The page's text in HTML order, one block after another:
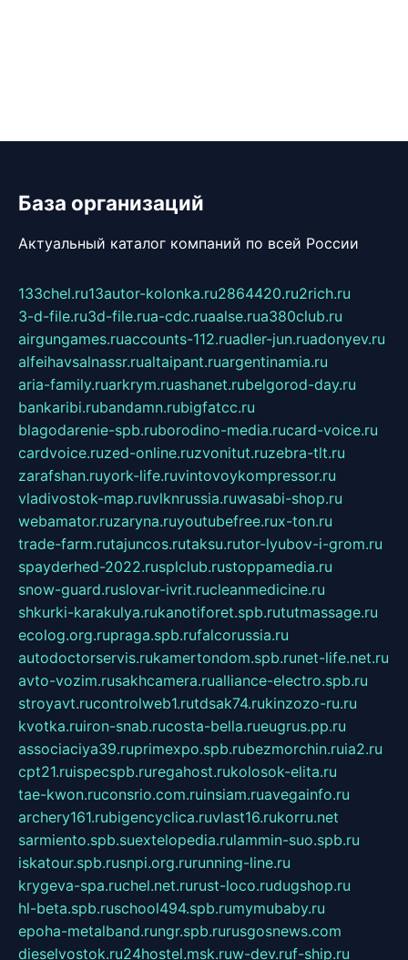
База организаций
Актуальный каталог компаний по всей России
133chel.ru13autor-kolonka.ru2864420.ru2rich.ru
3-d-file.ru3d-file.rua-cdc.ruaalse.rua380club.ru
airgungames.ruaccounts-112.ruadler-jun.ruadonyev.ru
alfeihavsalnassr.rualtaipant.ruargentinamia.ru
aria-family.ruarkrym.ruashanet.rubelgorod-day.ru
bankaribi.rubandamn.rubigfatcc.ru
blagodarenie-spb.ruborodino-media.rucard-voice.ru
cardvoice.ruzed-online.ruzvonitut.ruzebra-tlt.ru
zarafshan.ruyork-life.ruvintovoykompressor.ru
vladivostok-map.ruvlknrussia.ruwasabi-shop.ru
webamator.ruzaryna.ruyoutubefree.rux-ton.ru
trade-farm.rutajuncos.rutaksu.rutor-lyubov-i-grom.ru
spayderhed-2022.rusplclub.rustoppamedia.ru
snow-guard.ruslovar-ivrit.rucleanmedicine.ru
shkurki-karakulya.rukanotiforet.spb.rututmassage.ru
ecolog.org.rupraga.spb.rufalcorussia.ru
autodoctorservis.rukamertondom.spb.runet-life.net.ru
avto-vozim.rusakhcamera.rualliance-electro.spb.ru
stroyavt.rucontrolweb1.rutdsak74.rukinzozo-ru.ru
kvotka.ruiron-snab.rucosta-bella.rueugrus.pp.ru
associaciya39.ruprimexpo.spb.rubezmorchin.ruia2.ru
cpt21.ruispecspb.ruregahost.rukolosok-elita.ru
tae-kwon.ruconsrio.com.ruinsiam.ruavegainfo.ru
archery161.rubigencyclica.ruvlast16.rukorru.net
sarmiento.spb.suextelopedia.rulammin-suo.spb.ru
iskatour.spb.rusnpi.org.rurunning-line.ru
krygeva-spa.ruchel.net.rurust-loco.rudugshop.ru
hl-beta.spb.ruschool494.spb.rumymubaby.ru
epoha-metalband.rungr.spb.rurusgosnews.com
dieselvostok.ru24hostel.msk.ruw-dev.ruf-ship.ru